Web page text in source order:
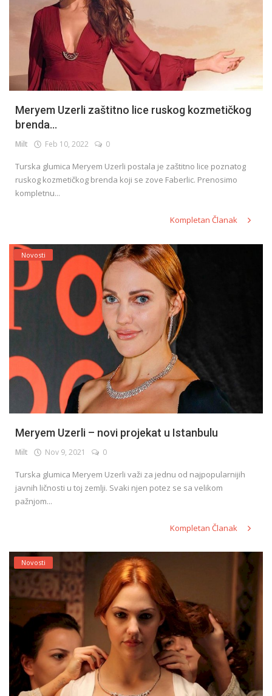
Meryem Uzerli zaštitno lice ruskog kozmetičkog
brenda...
Milt Feb 10, 2022 0
Turska glumica Meryem Uzerli postala je zaštitno lice poznatog
ruskog kozmetičkog brenda koji se zove Faberlic. Prenosimo
kompletnu...
Kompletan Članak
Novosti
Meryem Uzerli – novi projekat u Istanbulu
Milt Nov 9, 2021 0
Turska glumica Meryem Uzerli važi za jednu od najpopularnijih
javnih ličnosti u toj zemlji. Svaki njen potez se sa velikom
pažnjom...
Kompletan Članak
Novosti